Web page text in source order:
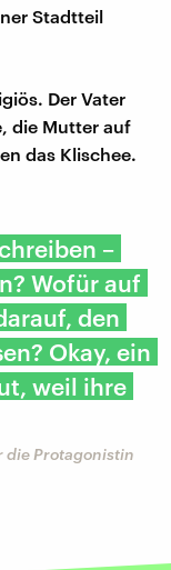
Stadtteil
Der Vater
die Mutter auf
das Klischee.
–
Wofür auf
den
Okay, ein
weil ihre
die Protagonistin